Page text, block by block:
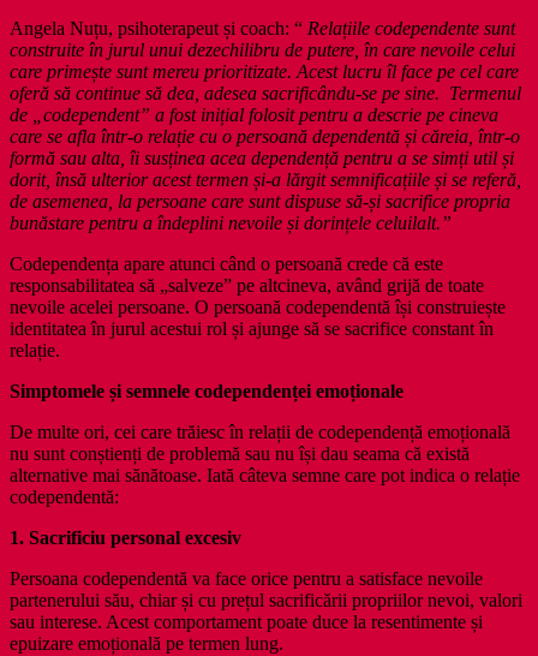
Angela Nuțu, psihoterapeut și coach: “ Relațiile codependente sunt
construite în jurul unui dezechilibru de putere, în care nevoile celui
care primește sunt mereu prioritizate. Acest lucru îl face pe cel care
oferă să continue să dea, adesea sacrificându-se pe sine. Termenul
de „codependent” a fost inițial folosit pentru a descrie pe cineva
care se afla într-o relație cu o persoană dependentă și căreia, într-o
formă sau alta, îi susținea acea dependență pentru a se simți util și
dorit, însă ulterior acest termen și-a lărgit semnificațiile și se referă,
de asemenea, la persoane care sunt dispuse să-și sacrifice propria
bunăstare pentru a îndeplini nevoile și dorințele celuilalt.”
Codependența apare atunci când o persoană crede că este
responsabilitatea să „salveze” pe altcineva, având grijă de toate
nevoile acelei persoane. O persoană codependentă își construiește
identitatea în jurul acestui rol și ajunge să se sacrifice constant în
relație.
Simptomele și semnele codependenței emoționale
De multe ori, cei care trăiesc în relații de codependență emoțională
nu sunt conștienți de problemă sau nu își dau seama că există
alternative mai sănătoase. Iată câteva semne care pot indica o relație
codependentă:
1. Sacrificiu personal excesiv
Persoana codependentă va face orice pentru a satisface nevoile
partenerului său, chiar și cu prețul sacrificării propriilor nevoi, valori
sau interese. Acest comportament poate duce la resentimente și
epuizare emoțională pe termen lung.